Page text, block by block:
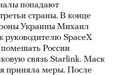
попадают
страны. В конце
Украины Михаил
руководителю SpaceX
России
связь Starlink. Маск
приняла меры. После